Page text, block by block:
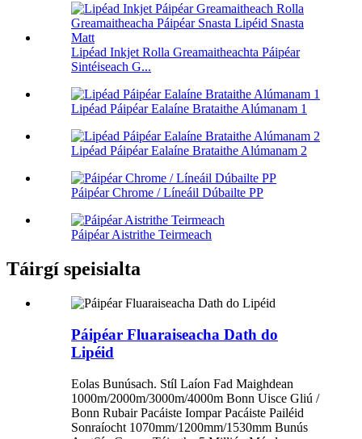
Lipéad Inkjet Rolla Greamaitheachta Páipéar
Sintéiseach G...
Lipéad Páipéar Ealaíne Brataithe Alúmanam 1
Lipéad Páipéar Ealaíne Brataithe Alúmanam 2
Páipéar Chrome / Líneáil Dúbailte PP
Páipéar Aistrithe Teirmeach
Táirgí speisialta
Páipéar Fluaraiseacha Dath do
Lipéid
Eolas Bunúsach. Stíl Laíon Fad Maighdean
1000m/2000m/3000m/4000m Bonn Uisce Gliú /
Bonn Rubair Pacáiste Iompar Pacáiste Pailéid
Sonraíocht 1070mm/1200mm/1530mm Bunús